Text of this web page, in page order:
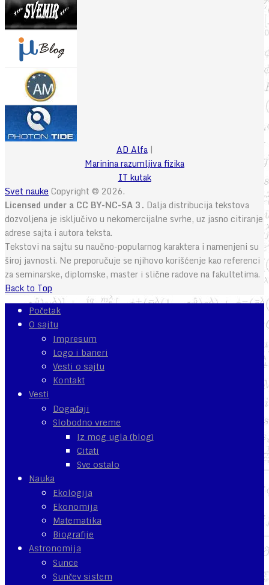
AD Alfa|
Marinina razumljiva fizika
IT kutak
Svet nauke Copyright © 2026.
Licensed under a CC BY-NC-SA 3. Dalja distribucija tekstova
dozvoljena je isključivo u nekomercijalne svrhe, uz jasno citiranje
adrese sajta i autora teksta.
Tekstovi na sajtu su naučno-popularnog karaktera i namenjeni su
široj javnosti. Ne preporučuje se njihovo korišćenje kao referenci
za seminarske, diplomske, master i slične radove na fakultetima.
Back to Top
Početak
O sajtu
Impresum
Logo i baneri
Vesti o sajtu
Kontakt
Vesti
Događaji
Slobodno vreme
Iz mog ugla (blog)
Citati
Sve ostalo
Nauka
Ekologija
Ekonomija
Matematika
Biografije
Astronomija
Sunce
Sunčev sistem